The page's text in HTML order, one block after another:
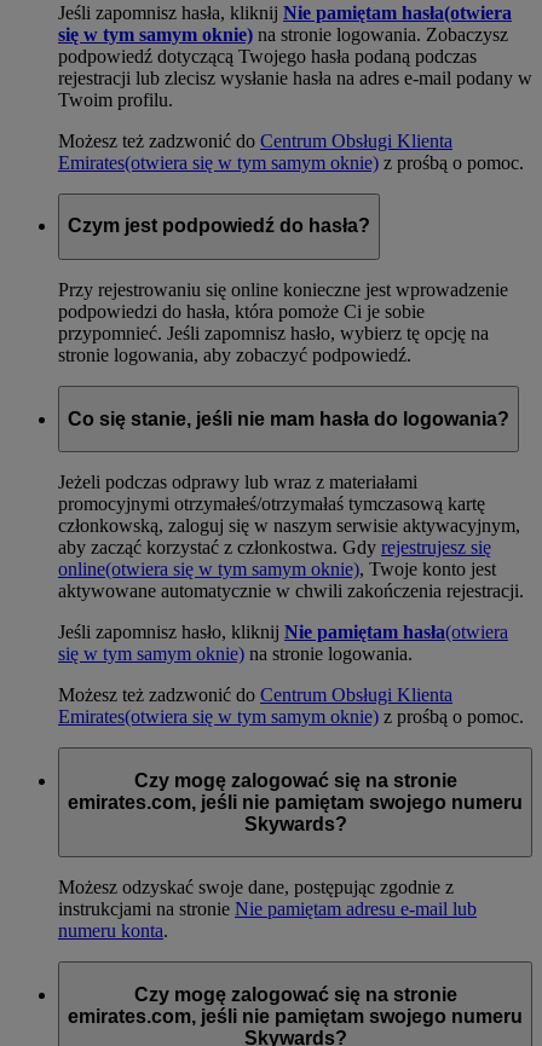
Jeśli zapomnisz hasła, kliknij Nie pamiętam hasła(otwiera
się w tym samym oknie) na stronie logowania. Zobaczysz
podpowiedź dotyczącą Twojego hasła podaną podczas
rejestracji lub zlecisz wysłanie hasła na adres e-mail podany w
Twoim profilu.
Możesz też zadzwonić do Centrum Obsługi Klienta
Emirates(otwiera się w tym samym oknie) z prośbą o pomoc.
Czym jest podpowiedź do hasła?
Przy rejestrowaniu się online konieczne jest wprowadzenie
podpowiedzi do hasła, która pomoże Ci je sobie
przypomnieć. Jeśli zapomnisz hasło, wybierz tę opcję na
stronie logowania, aby zobaczyć podpowiedź.
Co się stanie, jeśli nie mam hasła do logowania?
Jeżeli podczas odprawy lub wraz z materiałami
promocyjnymi otrzymałeś/otrzymałaś tymczasową kartę
członkowską, zaloguj się w naszym serwisie aktywacyjnym,
aby zacząć korzystać z członkostwa. Gdy rejestrujesz się
online(otwiera się w tym samym oknie), Twoje konto jest
aktywowane automatycznie w chwili zakończenia rejestracji.
Jeśli zapomnisz hasło, kliknij Nie pamiętam hasła(otwiera
się w tym samym oknie) na stronie logowania.
Możesz też zadzwonić do Centrum Obsługi Klienta
Emirates(otwiera się w tym samym oknie) z prośbą o pomoc.
Czy mogę zalogować się na stronie
emirates.com, jeśli nie pamiętam swojego numeru
Skywards?
Możesz odzyskać swoje dane, postępując zgodnie z
instrukcjami na stronie Nie pamiętam adresu e-mail lub
numeru konta.
Czy mogę zalogować się na stronie
emirates.com, jeśli nie pamiętam swojego numeru
Skywards?